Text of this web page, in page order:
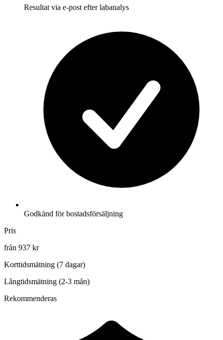
Resultat via e-post efter labanalys
Godkänd för bostadsförsäljning
Pris
från 937 kr
Korttidsmätning (7 dagar)
Långtidsmätning (2-3 mån)
Rekommenderas